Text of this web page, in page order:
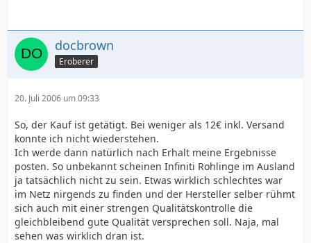
docbrown
Eroberer
20. Juli 2006 um 09:33
So, der Kauf ist getätigt. Bei weniger als 12€ inkl. Versand
konnte ich nicht wiederstehen.
Ich werde dann natürlich nach Erhalt meine Ergebnisse
posten. So unbekannt scheinen Infiniti Rohlinge im Ausland
ja tatsächlich nicht zu sein. Etwas wirklich schlechtes war
im Netz nirgends zu finden und der Hersteller selber rühmt
sich auch mit einer strengen Qualitätskontrolle die
gleichbleibend gute Qualität versprechen soll. Naja, mal
sehen was wirklich dran ist.